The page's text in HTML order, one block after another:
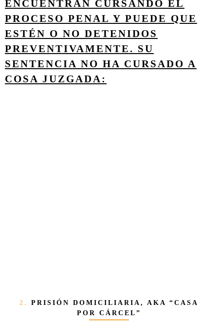
ENCUENTRAN CURSANDO EL
PROCESO PENAL Y PUEDE QUE
ESTÉN O NO DETENIDOS
PREVENTIVAMENTE. SU
SENTENCIA NO HA CURSADO A
COSA JUZGADA:
2. PRISIÓN DOMICILIARIA, AKA “CASA
POR CÁRCEL”